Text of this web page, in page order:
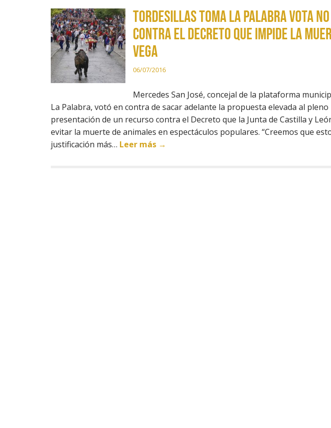
TORDESILLAS TOMA LA PALABRA VOTA
CONTRA EL DECRETO QUE IMPIDE LA
VEGA
06/07/2016
Mercedes San José, concejal de la plataforma
La Palabra, votó en contra de sacar adelante la propuesta elevada al
presentación de un recurso contra el Decreto que la Junta de Castilla y
evitar la muerte de animales en espectáculos populares. “Creemos que
justificación más… Leer más →